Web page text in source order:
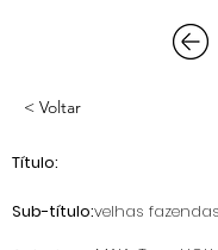
< Voltar
Título:
velhas fazendas
Sub-título: